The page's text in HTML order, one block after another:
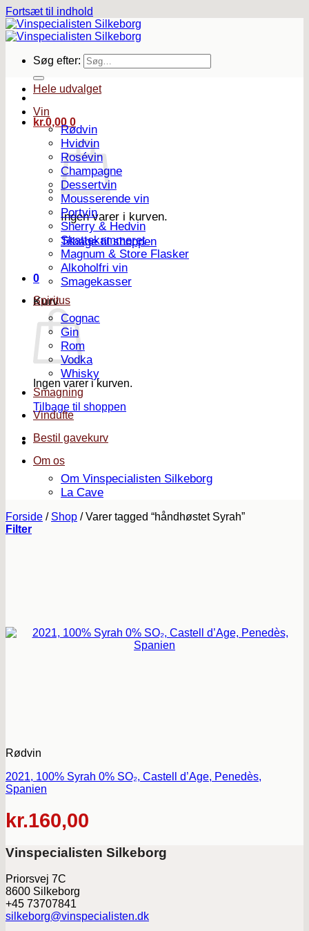
Fortsæt til indhold
Søg efter:
kr.0,00 0
Ingen varer i kurven.
Tilbage til shoppen
0
Kurv
Ingen varer i kurven.
Tilbage til shoppen
Hele udvalget
Vin
Rødvin
Hvidvin
Rosévin
Champagne
Dessertvin
Mousserende vin
Portvin
Sherry & Hedvin
Skattekammeret
Magnum & Store Flasker
Alkoholfri vin
Smagekasser
Spiritus
Cognac
Gin
Rom
Vodka
Whisky
Smagning
Vindufte
Bestil gavekurv
Om os
Om Vinspecialisten Silkeborg
La Cave
Forside / Shop /Varer tagged “håndhøstet Syrah”
Filter
Rødvin
2021, 100% Syrah 0% SO₂, Castell d’Age, Penedès,
Spanien
kr.160,00
Vinspecialisten Silkeborg
Priorsvej 7C
8600 Silkeborg
+45 73707841
silkeborg@vinspecialisten.dk